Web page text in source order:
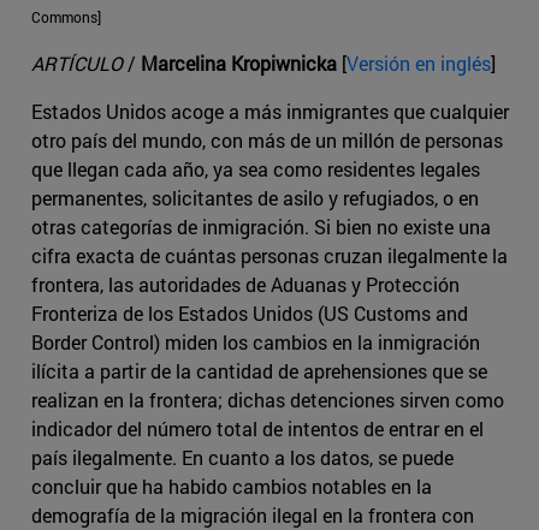
Commons]
ARTÍCULO/ Marcelina Kropiwnicka [Versión en inglés]
Estados Unidos acoge a más inmigrantes que cualquier
otro país del mundo, con más de un millón de personas
que llegan cada año, ya sea como residentes legales
permanentes, solicitantes de asilo y refugiados, o en
otras categorías de inmigración. Si bien no existe una
cifra exacta de cuántas personas cruzan ilegalmente la
frontera, las autoridades de Aduanas y Protección
Fronteriza de los Estados Unidos (US Customs and
Border Control) miden los cambios en la inmigración
ilícita a partir de la cantidad de aprehensiones que se
realizan en la frontera; dichas detenciones sirven como
indicador del número total de intentos de entrar en el
país ilegalmente. En cuanto a los datos, se puede
concluir que ha habido cambios notables en la
demografía de la migración ilegal en la frontera con